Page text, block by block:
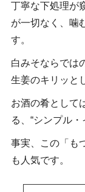
丁寧な下処理が
が一切なく、噛
す。
白みそならでは
生姜のキリッと
お酒の肴として
る、“シンプル
事実、この「も
も人気です。